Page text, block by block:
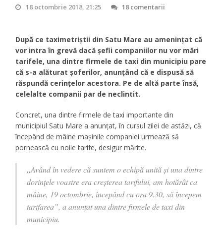
18 octombrie 2018, 21:25 18 comentarii
După ce taximetriștii din Satu Mare au amenințat că
vor intra în grevă dacă șefii companiilor nu vor mări
tarifele, una dintre firmele de taxi din municipiu pare
că s-a alăturat șoferilor, anunțând că e dispusă să
răspundă cerințelor acestora. Pe de altă parte însă,
celelalte companii par de neclintit.
Concret, una dintre firmele de taxi importante din
municipiul Satu Mare a anunțat, în cursul zilei de astăzi, că
începând de mâine mașinile companiei urmează să
pornească cu noile tarife, desigur mărite.
,,Având în vedere că suntem o echipă unită și una dintre
dorințele voastre era creșterea tarifului, am hotărât ca
mâine, 19 octombrie, începând cu ora 9.30, să începem
tarifarea”, a anunțat una dintre firmele de taxi din
municipiu.